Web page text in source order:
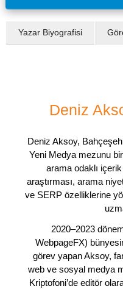
Yazar Biyografisi
Deniz
Deniz Aksoy,
Yeni Medya mezunu
arama odaklı
araştırması, arama
ve SERP özelliklerine
2020–2023
WebpageFX)
görev yapan Aksoy,
web ve sosyal medya
Kriptofoni’de editör